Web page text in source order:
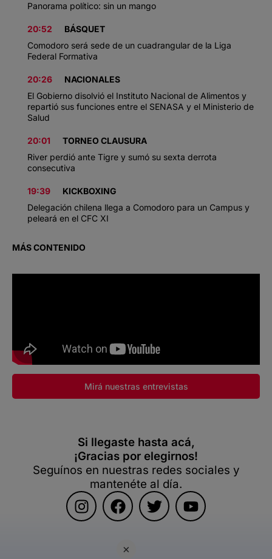
×
Panorama político: sin un mango
20:52
BÁSQUET
Comodoro será sede de un cuadrangular de la Liga
Federal Formativa
20:26
NACIONALES
El Gobierno disolvió el Instituto Nacional de Alimentos y
repartió sus funciones entre el SENASA y el Ministerio de
Salud
20:01
TORNEO CLAUSURA
River perdió ante Tigre y sumó su sexta derrota
consecutiva
19:39
KICKBOXING
Delegación chilena llega a Comodoro para un Campus y
peleará en el CFC XI
MÁS CONTENIDO
Mirá nuestras entrevistas
Si llegaste hasta acá,
¡Gracias por elegirnos!
Seguínos en nuestras redes sociales y
mantenéte al día.